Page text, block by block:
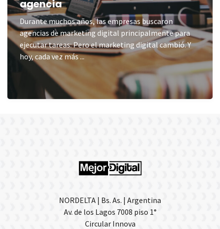
agencia
Durante muchos años, las empresas buscaron
agencias de marketing digital principalmente para
ejecutar tareas: Pero el marketing digital cambió. Y
hoy, cada vez más ...
NORDELTA | Bs. As. | Argentina
Av. de los Lagos 7008 piso 1°
Circular Innova